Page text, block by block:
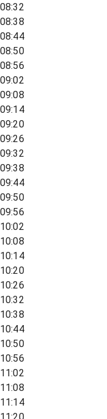
08:32
08:38
08:44
08:50
08:56
09:02
09:08
09:14
09:20
09:26
09:32
09:38
09:44
09:50
09:56
10:02
10:08
10:14
10:20
10:26
10:32
10:38
10:44
10:50
10:56
11:02
11:08
11:14
11:20